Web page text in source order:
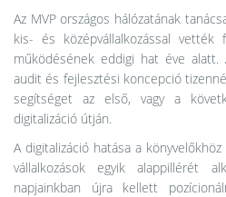
Az MVP országos hálózatának
kis- és középvállalkozással
működésének eddigi hat éve
audit és fejlesztési koncepció
segítséget az első, vagy a
digitalizáció útján.
A digitalizáció hatása a
vállalkozások egyik alappillérét
napjainkban újra kellett